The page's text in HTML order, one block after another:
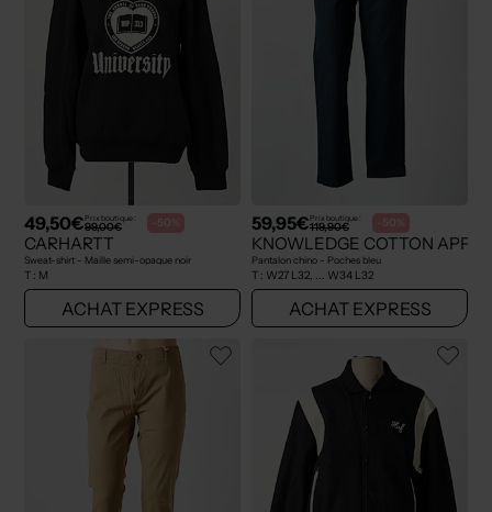
49,50€Prix boutique :
99,00€ -50%
CARHARTT
Sweat-shirt - Maille semi-opaque noir
T : M
ACHAT EXPRESS
59,95€Prix boutique :
119,90€ -50%
KNOWLEDGE COTTON
Pantalon chino - Poches bleu
T : W27 L32, ... W34 L32
ACHAT EXPRESS